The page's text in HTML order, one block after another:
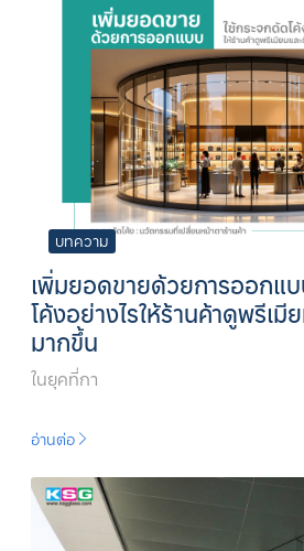
บทความ
เพิ่มยอดขายด้วยการออกแ
โค้งอย่างไรให้ร้านค้าดูพรีเ
มากขึ้น
ในยุคที่กา
อ่านต่อ